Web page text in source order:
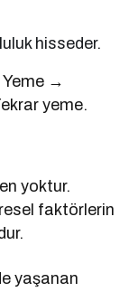
hisseder.
Yeme →
yeme.
yoktur.
faktörlerin
yaşanan